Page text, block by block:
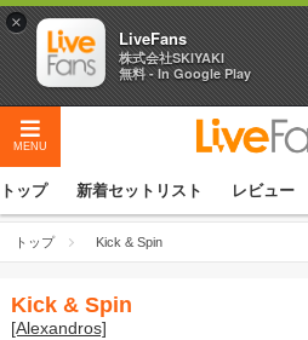
MENU
トップ 新着セットリスト レビュー
トップ Kick & Spin
Kick & Spin
[Alexandros]
×
LiveFans
株式会社SKIYAKI
無料 - In Google Play